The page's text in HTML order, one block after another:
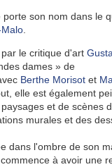
porte son nom dans le
le critique d'art
dames » de
Berthe Morisot et
elle est également
et de scènes
murales et des
dans l'ombre de son
commence à avoir une